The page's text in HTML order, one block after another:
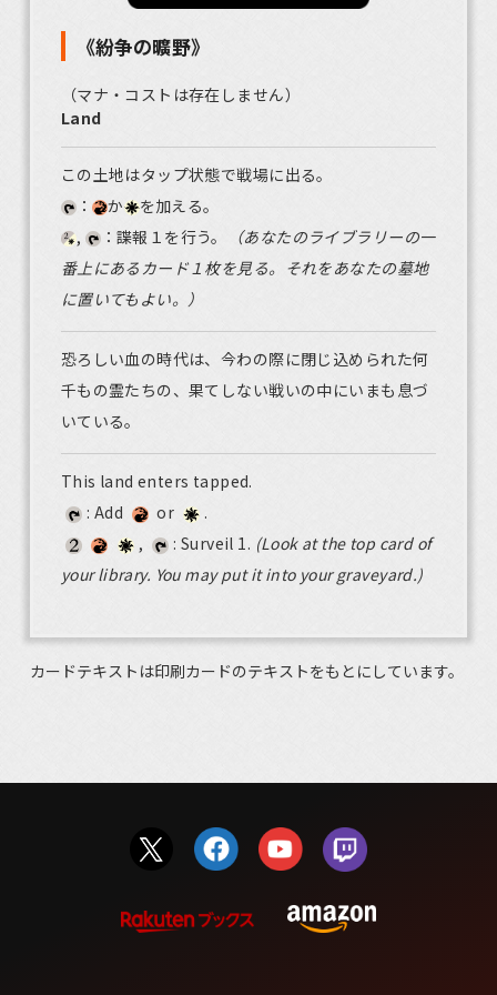
《紛争の曠野》
（マナ・コストは存在しません）
Land
この土地はタップ状態で戦場に出る。
：
か
を加える。
,
：諜報１を行う。
（あなたのライブラリーの一
番上にあるカード１枚を見る。それをあなたの墓地
に置いてもよい。）
恐ろしい血の時代は、今わの際に閉じ込められた何
千もの霊たちの、果てしない戦いの中にいまも息づ
いている。
This land enters tapped.
: Add
or
.
,
: Surveil 1. (Look at the top card of
your library. You may put it into your graveyard.)
カードテキストは印刷カードのテキストをもとにしています。